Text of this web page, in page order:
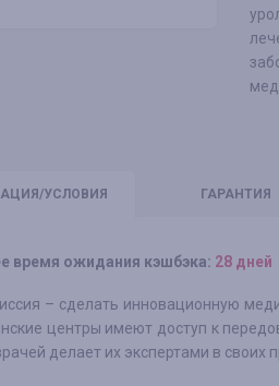
УСЛОВИЯ ГАРАНТИЯ
время ожидания кэшбэка: 28 дней
– сделать инновационную
центры имеют доступ к
делает их экспертами в своих